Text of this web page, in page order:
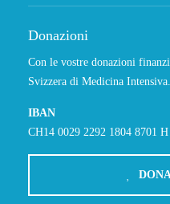
Donazioni
Con le vostre donazioni
Svizzera di Medicina Intensiva.
IBAN
CH14 0029 2292 1804 8701 H